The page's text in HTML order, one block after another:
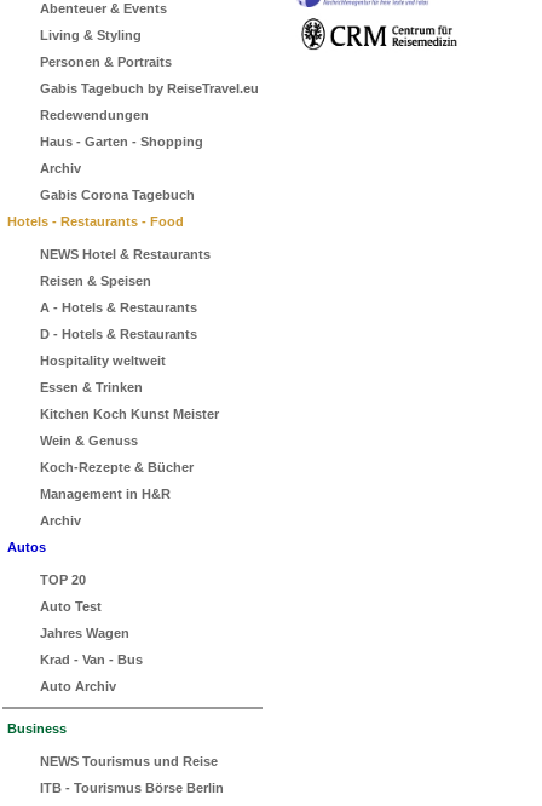
Abenteuer & Events
Living & Styling
Personen & Portraits
Gabis Tagebuch by ReiseTravel.eu
Redewendungen
Haus - Garten - Shopping
Archiv
Gabis Corona Tagebuch
Hotels - Restaurants - Food
NEWS Hotel & Restaurants
Reisen & Speisen
A - Hotels & Restaurants
D - Hotels & Restaurants
Hospitality weltweit
Essen & Trinken
Kitchen Koch Kunst Meister
Wein & Genuss
Koch-Rezepte & Bücher
Management in H&R
Archiv
Autos
TOP 20
Auto Test
Jahres Wagen
Krad - Van - Bus
Auto Archiv
Business
NEWS Tourismus und Reise
ITB - Tourismus Börse Berlin